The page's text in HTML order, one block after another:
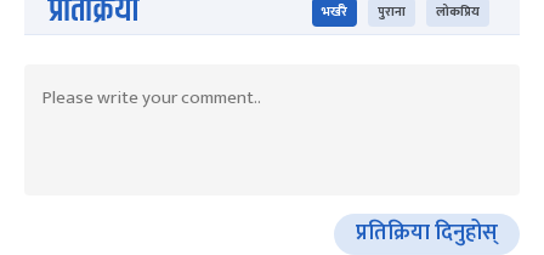
प्रतिक्रिया भर्खरै पुराना लोकप्रिय
प्रतिक्रिया दिनुहोस्